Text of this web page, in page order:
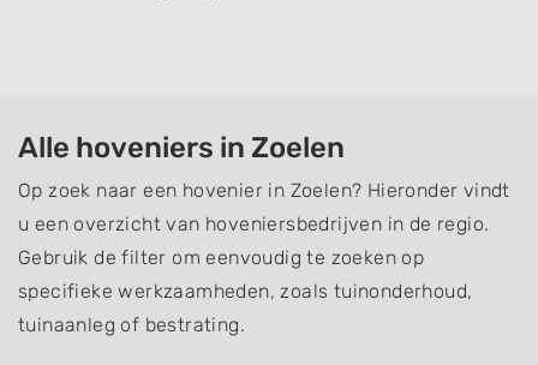
Alle hoveniers in Zoelen
Op zoek naar een hovenier in Zoelen? Hieronder vindt
u een overzicht van hoveniersbedrijven in de regio.
Gebruik de filter om eenvoudig te zoeken op
specifieke werkzaamheden, zoals tuinonderhoud,
tuinaanleg of bestrating.